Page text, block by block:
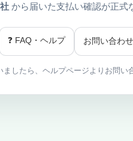
から届いた支払い確認が正式
❓ FAQ・ヘルプ お問い合わせ
ましたら、ヘルプページよりお問い